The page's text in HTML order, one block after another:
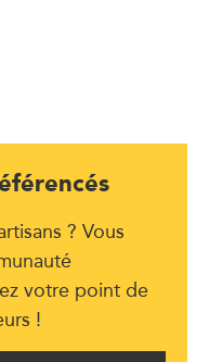
? Vous
votre point de
!